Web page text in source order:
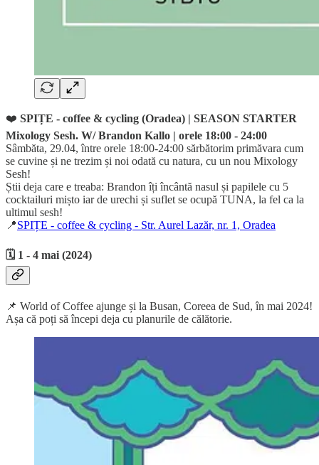
❤️ SPIȚE - coffee & cycling (Oradea) | SEASON STARTER
Mixology Sesh. W/ Brandon Kallo | orele 18:00 - 24:00
Sâmbăta, 29.04, între orele 18:00-24:00 sărbătorim primăvara cum
se cuvine și ne trezim și noi odată cu natura, cu un nou Mixology
Sesh!
Știi deja care e treaba: Brandon îți încântă nasul și papilele cu 5
cocktailuri mișto iar de urechi și suflet se ocupă TUNA, la fel ca la
ultimul sesh!
📍SPIȚE - coffee & cycling - Str. Aurel Lazăr, nr. 1, Oradea
🗓️ 1 - 4 mai (2024)
📌 World of Coffee ajunge și la Busan, Coreea de Sud, în mai 2024!
Așa că poți să începi deja cu planurile de călătorie.